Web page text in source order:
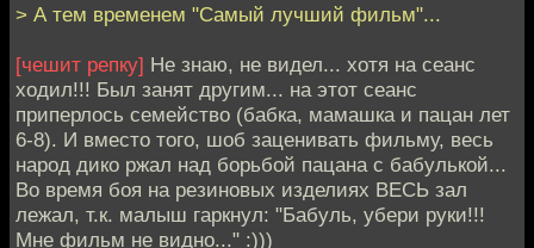
редкие драгоценные
камни кунциты и
гиддениты. Но
главное - эти жилы
оказались
богатейшим
источником редких
металлов: бериллия,
тория, лития,
тантала, ниобия. Это
> А тем временем "Самый лучший фильм"...
[чешит репку] Не знаю, не видел... хотя на сеанс
ходил!!! Был занят другим... на этот сеанс
приперлось семейство (бабка, мамашка и пацан лет
6-8). И вместо того, шоб заценивать фильму, весь
народ дико ржал над борьбой пацана с бабулькой...
Во время боя на резиновых изделиях ВЕСЬ зал
лежал, т.к. малыш гаркнул: "Бабуль, убери руки!!!
Мне фильм не видно..." :)))